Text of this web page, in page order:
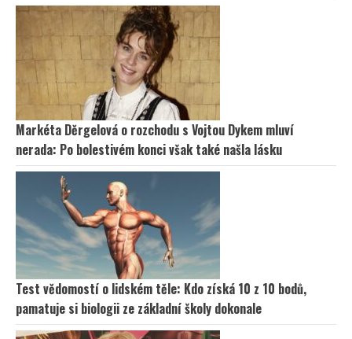
Markéta Děrgelová o rozchodu s Vojtou Dykem mluví
nerada: Po bolestivém konci však také našla lásku
Test vědomostí o lidském těle: Kdo získá 10 z 10 bodů,
pamatuje si biologii ze základní školy dokonale